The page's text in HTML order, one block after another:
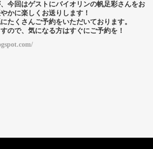
今回はゲストにバイオリンの帆足彩さんをお
かに楽しくお送りします！
たくさんご予約をいただいております。
ので、気になる方はすぐにご予約を！